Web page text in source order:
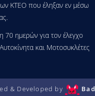
ΚΤΕΟ που έληξαν εν μέσω
70 ημερών για τον έλεγχο
και Μοτοσυκλέτες
& Developed by Bad